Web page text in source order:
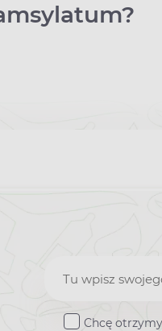
Zapisz
do
Chcę